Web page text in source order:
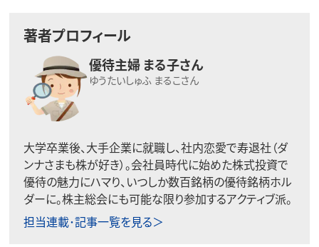
著者プロフィール
優待主婦 まる子さん
ゆうたいしゅふ まるこさん
大学卒業後、大手企業に就職し、社内恋愛で寿退社（ダ
ンナさまも株が好き）。会社員時代に始めた株式投資で
優待の魅力にハマり、いつしか数百銘柄の優待銘柄ホル
ダーに。株主総会にも可能な限り参加するアクティブ派。
担当連載･記事一覧を見る＞